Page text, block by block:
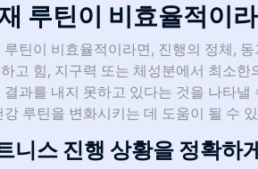
루틴이 비효율적이
루틴이 비효율적이라면, 진행의 정체,
고 힘, 지구력 또는 체성분에서 최소
결과를 내지 못하고 있다는 것을 나타
강 루틴을 변화시키는 데 도움이 될 수
니스 진행 상황을 정확하